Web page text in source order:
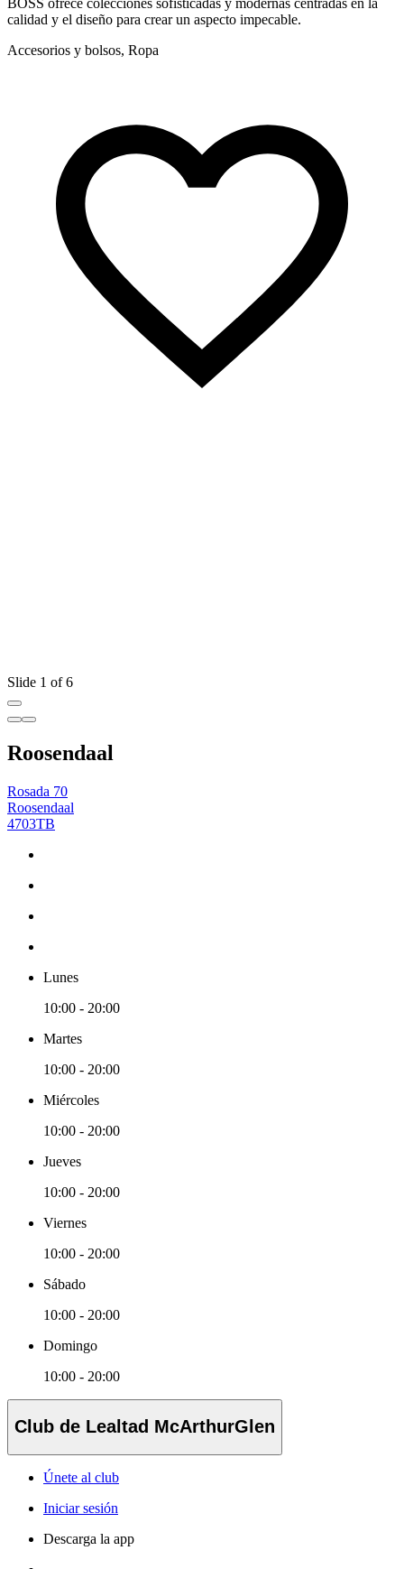
calidad y el diseño para crear un aspecto impecable.
Accesorios y bolsos, Ropa
Slide 1 of 6
Roosendaal
Rosada 70
Roosendaal
4703TB
Lunes
10:00 - 20:00
Martes
10:00 - 20:00
Miércoles
10:00 - 20:00
Jueves
10:00 - 20:00
Viernes
10:00 - 20:00
Sábado
10:00 - 20:00
Domingo
10:00 - 20:00
Club de Lealtad McArthurGlen
Únete al club
Iniciar sesión
Descarga la app